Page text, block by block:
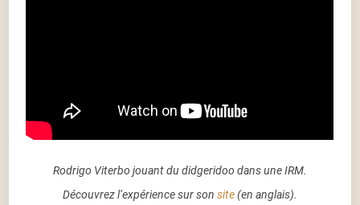
Rodrigo Viterbo jouant du didgeridoo dans une IRM.
Découvrez l’expérience sur son site(en anglais).